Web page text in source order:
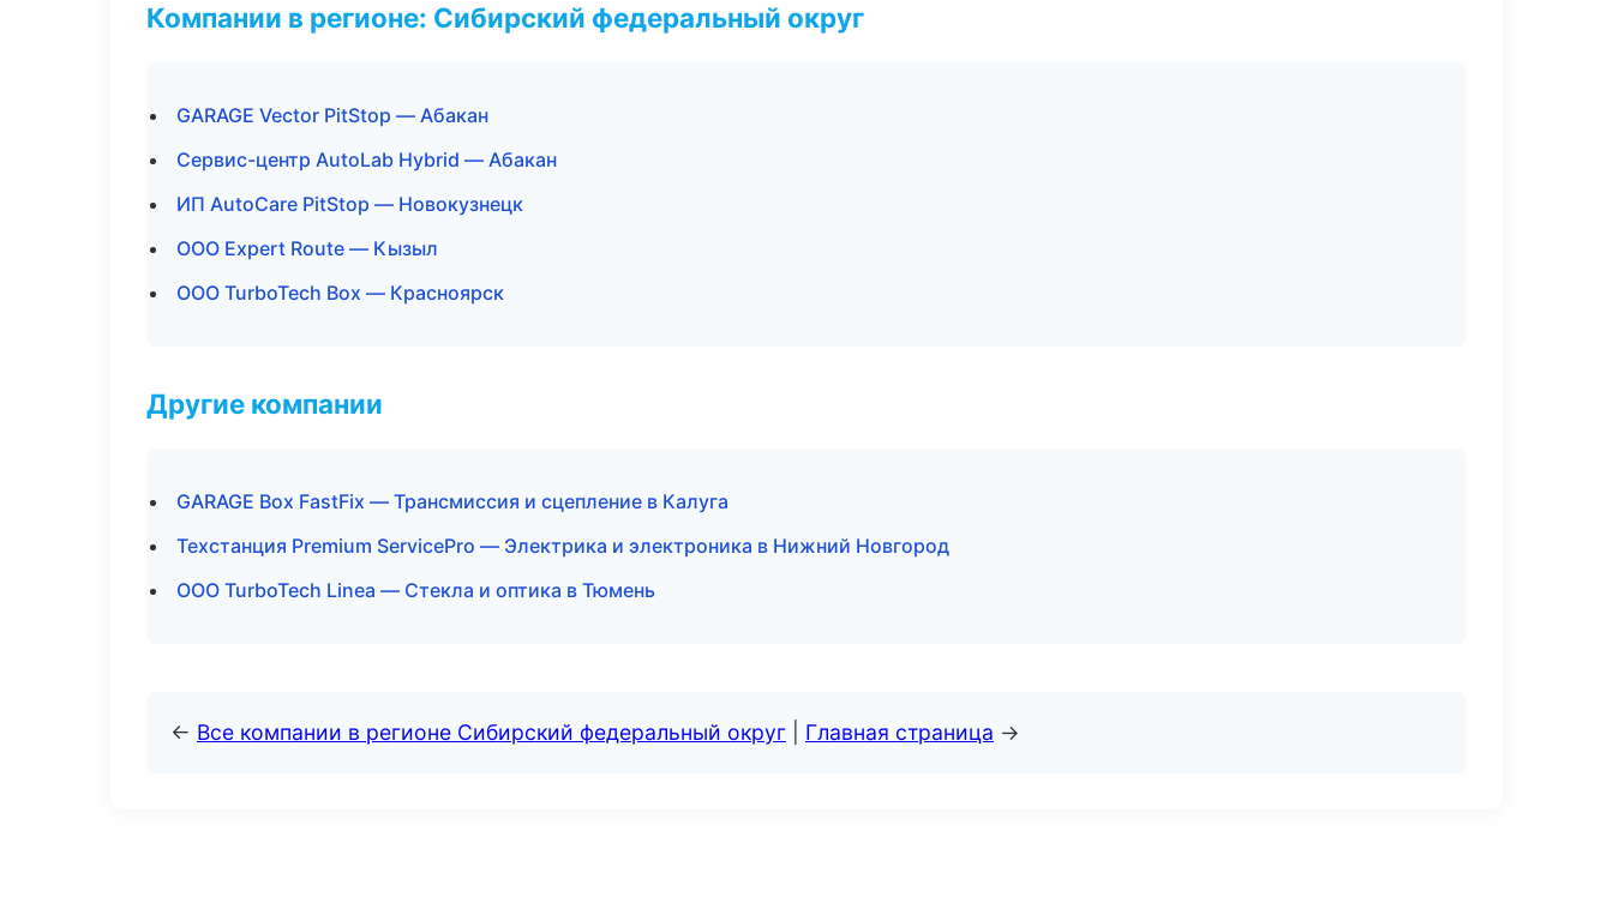
Компании в регионе: Сибирский федеральный округ
GARAGE Vector PitStop — Абакан
Сервис-центр AutoLab Hybrid — Абакан
ИП AutoCare PitStop — Новокузнецк
ООО Expert Route — Кызыл
ООО TurboTech Box — Красноярск
Другие компании
GARAGE Box FastFix — Трансмиссия и сцепление в Калуга
Техстанция Premium ServicePro — Электрика и электроника в Нижний Новгород
ООО TurboTech Linea — Стекла и оптика в Тюмень
← Все компании в регионе Сибирский федеральный округ Главная страница →